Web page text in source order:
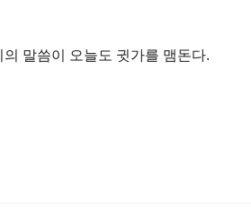
말씀이 오늘도 귓가를 맴돈다.